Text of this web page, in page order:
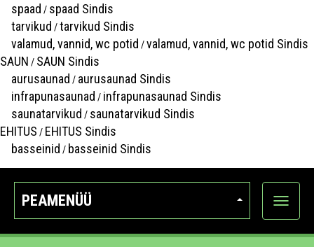
spaad / spaad Sindis
tarvikud /tarvikud Sindis
valamud, vannid, wc potid /valamud, vannid, wc potid Sindis
SAUN / SAUN Sindis
aurusaunad / aurusaunad Sindis
infrapunasaunad / infrapunasaunad Sindis
saunatarvikud / saunatarvikud Sindis
EHITUS / EHITUS Sindis
basseinid / basseinid Sindis
PEAMENÜÜ
Ava